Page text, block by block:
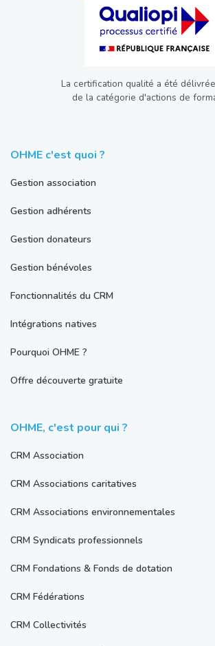
La certification qualité a été
de la catégorie d'actions de
OHME c'est quoi ?
Gestion association
Gestion adhérents
Gestion donateurs
Gestion bénévoles
Fonctionnalités du CRM
Intégrations natives
Pourquoi OHME ?
Offre découverte gratuite
OHME, c'est pour qui ?
CRM Association
CRM Associations caritatives
CRM Associations environnementales
CRM Syndicats professionnels
CRM Fondations & Fonds de dotation
CRM Fédérations
CRM Collectivités